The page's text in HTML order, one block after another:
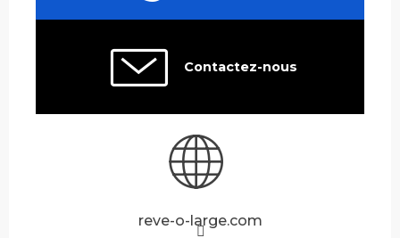
Contactez-nous
reve-o-large.com